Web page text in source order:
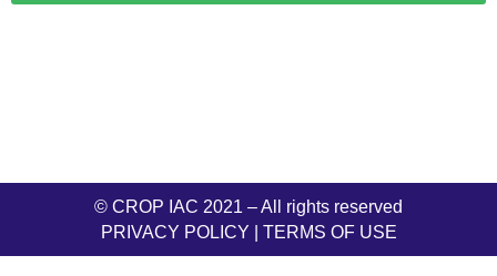
© CROP IAC 2021 – All rights reserved
PRIVACY POLICY
TERMS OF USE